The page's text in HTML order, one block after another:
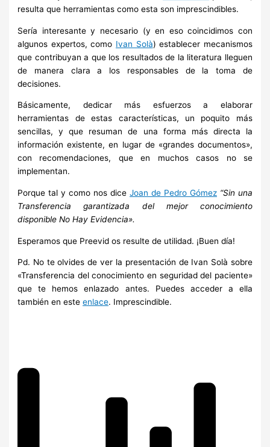
resulta que herramientas como esta son imprescindibles.
Sería interesante y necesario (y en eso coincidimos con
algunos expertos, como Ivan Solà) establecer mecanismos
que contribuyan a que los resultados de la literatura lleguen
de manera clara a los responsables de la toma de
decisiones.
Básicamente, dedicar más esfuerzos a elaborar
herramientas de estas características, un poquito más
sencillas, y que resuman de una forma más directa la
información existente, en lugar de «grandes documentos»,
con recomendaciones, que en muchos casos no se
implementan.
Porque tal y como nos dice Joan de Pedro Gómez “Sinuna
Transferencia garantizada del mejor conocimiento
disponible No Hay Evidencia».
Esperamos que Preevid os resulte de utilidad. ¡Buen día!
Pd. No te olvides de ver la presentación de Ivan Solà sobre
«Transferencia del conocimiento en seguridad del paciente»
que te hemos enlazado antes. Puedes acceder a ella
también en esteenlace. Imprescindible.